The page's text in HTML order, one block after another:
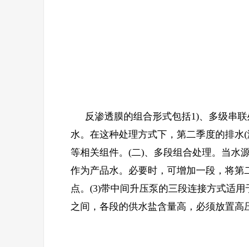
反渗透膜的组合形式包括1)、多级串联
水。在这种处理方式下，第二季度的排
等相关组件。(二)、多段组合处理。当水
作为产品水。必要时，可增加一段，将
点。(3)带中间升压泵的三段连接方式适
之间，各段的供水盐含量高，必须放置高